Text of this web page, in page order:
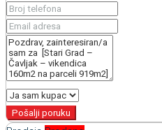
Pošalji poruku